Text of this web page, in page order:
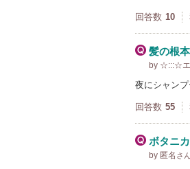
回答数 10
髪の根
by ☆:::☆
夜にシャン
回答数 55
ボタニ
by 匿名 さん